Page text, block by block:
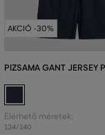
AKCIÓ -30%
PIZSAMA GANT JERSEY
Elérhető méretek:
134/140